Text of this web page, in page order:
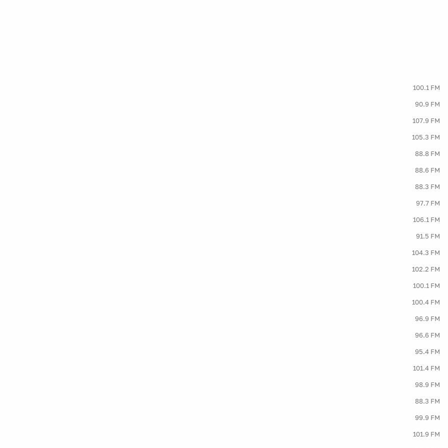
100.1 FM
90.9 FM
107.9 FM
105.3 FM
88.8 FM
88.6 FM
88.3 FM
97.7 FM
106.1 FM
91.5 FM
104.3 FM
102.2 FM
100.1 FM
100.4 FM
96.9 FM
96.6 FM
95.4 FM
101.4 FM
98.9 FM
88.3 FM
99.9 FM
101.9 FM